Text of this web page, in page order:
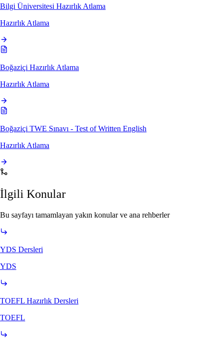
Bilgi Üniversitesi Hazırlık Atlama
Hazırlık Atlama
Boğaziçi Hazırlık Atlama
Hazırlık Atlama
Boğaziçi TWE Sınavı - Test of Written English
Hazırlık Atlama
İlgili Konular
Bu sayfayı tamamlayan yakın konular ve ana rehberler
YDS Dersleri
YDS
TOEFL Hazırlık Dersleri
TOEFL